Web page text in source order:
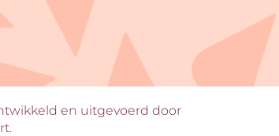
en uitgevoerd door